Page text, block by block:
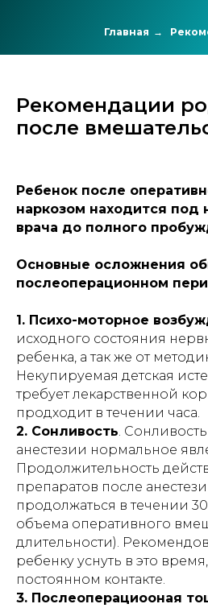
Главная →
Рекомендации
после
Ребенок после
наркозом находится
врача до полного
Основные осложнения
послеоперационном
1. Психо-моторное
исходного состояния
ребенка, а так же от
Некупируемая детская
требует лекарственной
продходит в течении часа.
2. Сонливость.
анестезии нормальное
Продолжительность
препаратов после
продолжаться в течении
объема оперативного
длительности).
ребенку уснуть в это
постоянном контакте.
3. Послеоперациооная